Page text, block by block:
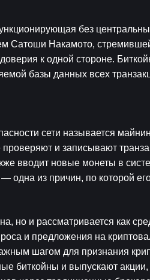
без
Сатоши Накамото,
к одной стороне.
базы данных всех
сети называется
и записывают
вводит новые монеты в
одна из причин, по которой
но и рассматривается как
и предложения на
шагом для признания
биткойны и выпускают акции,